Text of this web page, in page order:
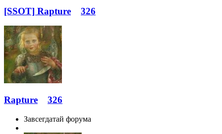
[SSOT] Rapture 326
Rapture 326
Завсегдатай форума